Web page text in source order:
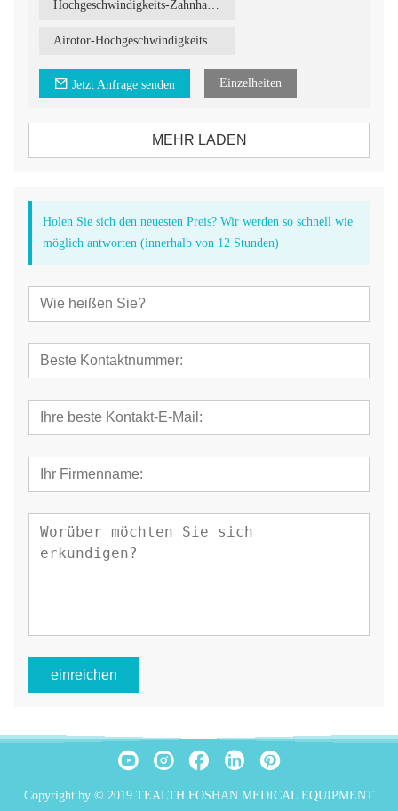
Jetzt Anfrage senden Einzelheiten
MEHR LADEN
Holen Sie sich den neuesten Preis? Wir werden so schnell wie
möglich antworten (innerhalb von 12 Stunden)
einreichen
Copyright by © 2019 TEALTH FOSHAN MEDICAL EQUIPMENT